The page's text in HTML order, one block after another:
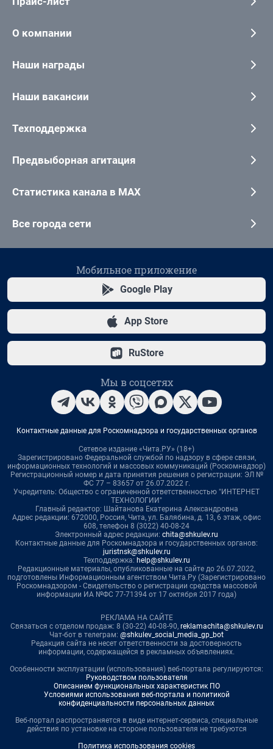
О компании
Наши награды
Наши вакансии
Техподдержка
Предвыборная агитация
Статистика канала в MAX
Все города сети
Мобильное приложение
Google Play
App Store
RuStore
Мы в соцсетях
Контактные данные для Роскомнадзора и государственных органов
Сетевое издание «Чита.РУ» (18+)
Зарегистрировано Федеральной службой по надзору в сфере связи,
информационных технологий и массовых коммуникаций (Роскомнадзор)
Регистрационный номер и дата принятия решения о регистрации: ЭЛ №
ФС 77 – 83657 от 26.07.2022 г.
Учредитель: Общество с ограниченной ответственностью "ИНТЕРНЕТ
ТЕХНОЛОГИИ"
Главный редактор: Шайтанова Екатерина Александровна
Адрес редакции: 672000, Россия, Чита, ул. Балябина, д. 13, 6 этаж, офис
608, телефон 8 (3022) 40-08-24
Электронный адрес редакции: chita@shkulev.ru
Контактные данные для Роскомнадзора и государственных органов:
juristnsk@shkulev.ru
Техподдержка: help@shkulev.ru
Редакционные материалы, опубликованные на сайте до 26.07.2022,
подготовлены Информационным агентством Чита.Ру (Зарегистрировано
Роскомнадзором - Свидетельство о регистрации средства массовой
информации ИА №ФС 77-71394 от 17 октября 2017 года)
РЕКЛАМА НА САЙТЕ
Связаться с отделом продаж: 8 (30-22) 40-08-90, reklamachita@shkulev.ru
Чат-бот в телеграм: @shkulev_social_media_gp_bot
Редакция сайта не несет ответственности за достоверность
информации, содержащейся в рекламных объявлениях.
Особенности эксплуатации (использования) веб-портала регулируются:
Руководством пользователя
Описанием функциональных характеристик ПО
Условиями использования веб-портала и политикой
конфиденциальности персональных данных
Веб-портал распространяется в виде интернет-сервиса, специальные
действия по установке на стороне пользователя не требуются
Политика использования cookies